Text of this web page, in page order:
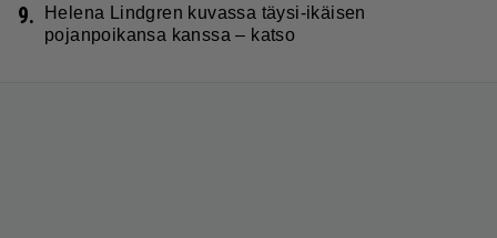
9.
Helena Lindgren kuvassa täysi-ikäisen
pojanpoikansa kanssa – katso